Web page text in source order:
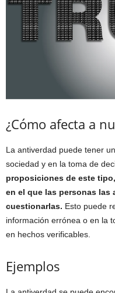
¿Cómo afecta a
La antiverdad puede tener
sociedad y en la toma de
proposiciones de este
en el que las personas las
cuestionarlas. Esto puede
información errónea o en la
en hechos verificables.
Ejemplos